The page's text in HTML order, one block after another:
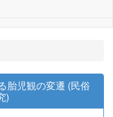
胎児観の変遷 (民俗
)